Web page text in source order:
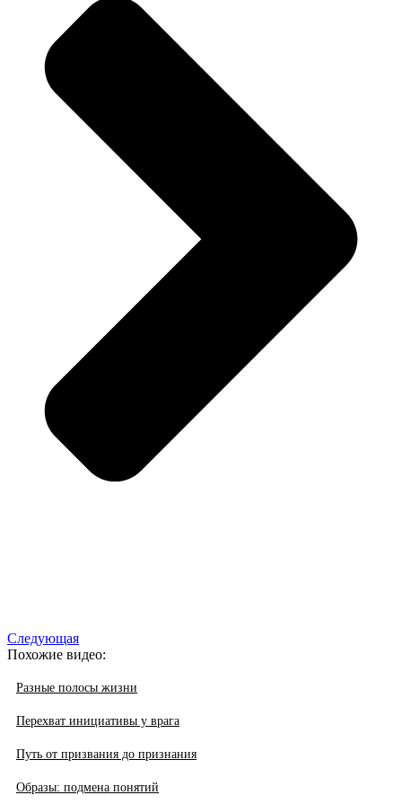
Следующая
Похожие видео:
Разные полосы жизни
Перехват инициативы у врага
Путь от призвания до признания
Образы: подмена понятий